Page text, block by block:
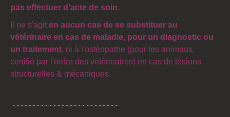
pas effectuer d'acte de soin.
Il ne s'agit en aucun cas de se substituer au
vétérinaire en cas de maladie, pour un diagnostic ou
un traitement, ni à l'ostéopathe (pour les animaux,
certifié par l'ordre des vétérinaires) en cas de lésions
structurelles & mécaniques.
~~~~~~~~~~~~~~~~~~~~~~~~~~